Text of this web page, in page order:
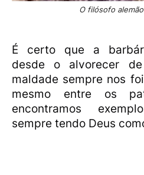
O filósofo
É certo que a
desde o alvorecer
maldade sempre nos
mesmo entre os
encontramos
sempre tendo Deus